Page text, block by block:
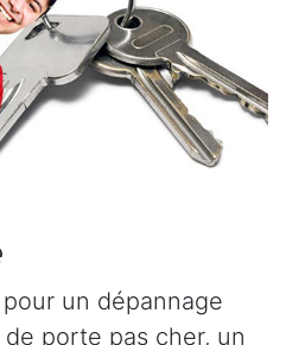
un dépannage
porte pas cher, un